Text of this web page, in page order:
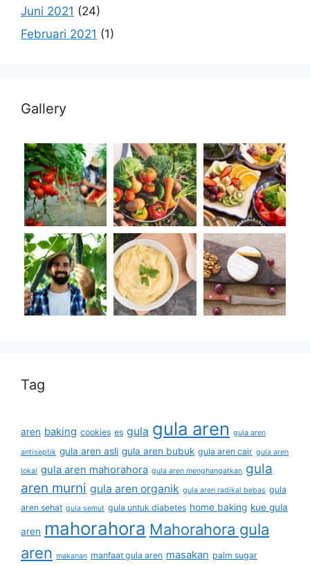
Juni 2021 (24)
Februari 2021 (1)
Gallery
Tag
aren baking cookies es gula gula aren gula aren
antiseptik gula aren asli gula aren bubuk gula aren cair gula aren
lokal gula aren mahorahora gula aren menghangatkan gula
aren murni gula aren organik gula aren radikal bebas gula
aren sehat gula semut gula untuk diabetes home baking kue gula
aren mahorahora Mahorahora gula
aren makanan manfaat gula aren masakan palm sugar